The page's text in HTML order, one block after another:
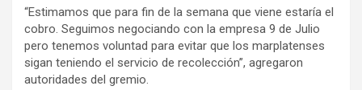
“Estimamos que para fin de la semana que viene estaría el
cobro. Seguimos negociando con la empresa 9 de Julio
pero tenemos voluntad para evitar que los marplatenses
sigan teniendo el servicio de recolección”, agregaron
autoridades del gremio.